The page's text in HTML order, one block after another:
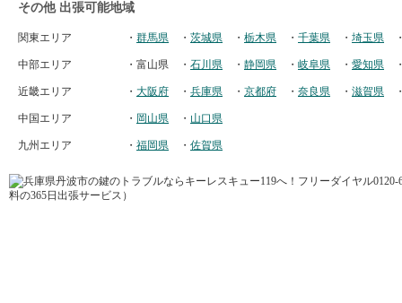
その他 出張可能地域
関東エリア ・ 群馬県 ・ 茨城県 ・ 栃木県 ・ 千葉県 ・ 埼玉県
中部エリア ・富山県 ・ 石川県 ・ 静岡県 ・ 岐阜県 ・ 愛知県
近畿エリア ・ 大阪府 ・ 兵庫県 ・ 京都府 ・ 奈良県 ・ 滋賀県
中国エリア ・ 岡山県 ・ 山口県
九州エリア ・ 福岡県 ・ 佐賀県